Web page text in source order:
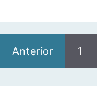
Anterior 1